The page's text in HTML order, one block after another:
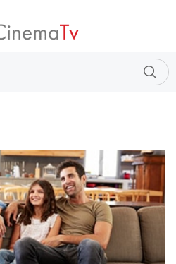
Al via il nuovo portale